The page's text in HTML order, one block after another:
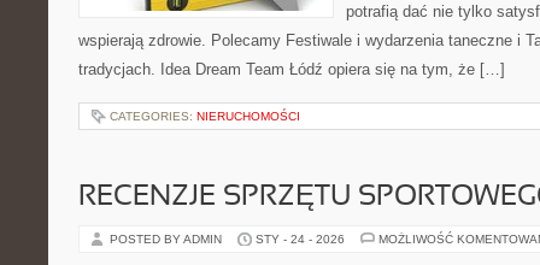
potrafią dać nie tylko
wspierają zdrowie. Polecamy Festiwale i wydarzenia taneczne i
tradycjach. Idea Dream Team Łódź opiera się na tym, że […]
CATEGORIES: NIERUCHOMOŚCI
RECENZJE SPRZĘTU
POSTED BY ADMIN STY - 24 - 2026 MOŻLIWOŚĆ